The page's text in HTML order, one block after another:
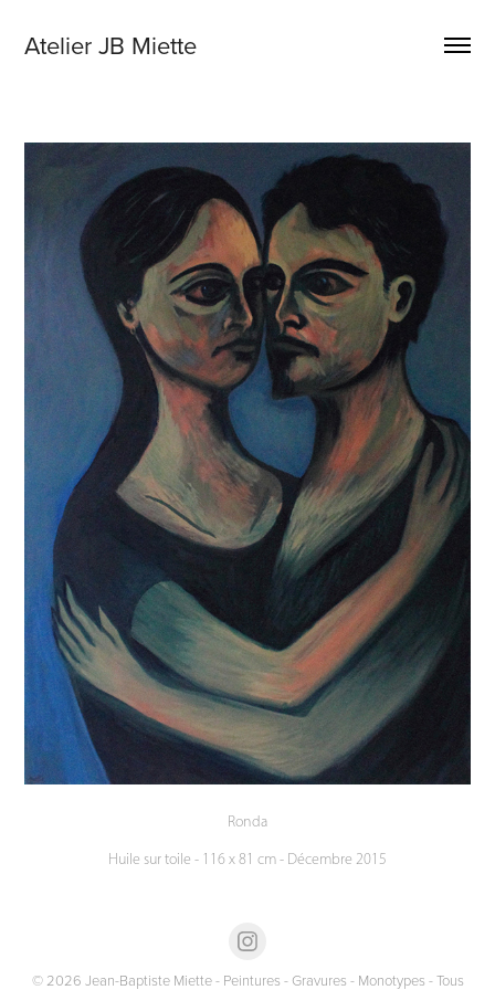
Atelier JB Miette
Ronda
Huile sur toile - 116 x 81 cm - Décembre 2015
© 2026 Jean-Baptiste Miette - Peintures - Gravures - Monotypes - Tous